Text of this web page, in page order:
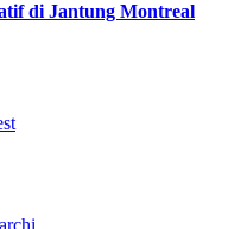
di Jantung Montreal